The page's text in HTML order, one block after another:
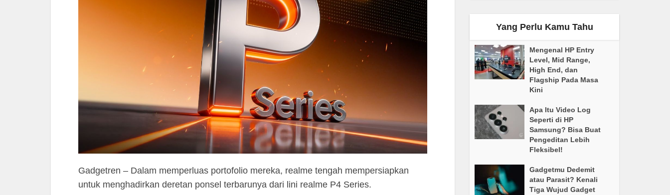
Gadgetren – Dalam memperluas portofolio mereka, realme tengah mempersiapkan
untuk menghadirkan deretan ponsel terbarunya dari lini realme P4 Series.
Yang Perlu Kamu Tahu
Mengenal HP Entry
Level, Mid Range,
High End, dan
Flagship Pada Masa
Kini
Apa Itu Video Log
Seperti di HP
Samsung? Bisa Buat
Pengeditan Lebih
Fleksibel!
Gadgetmu Dedemit
atau Parasit? Kenali
Tiga Wujud Gadget